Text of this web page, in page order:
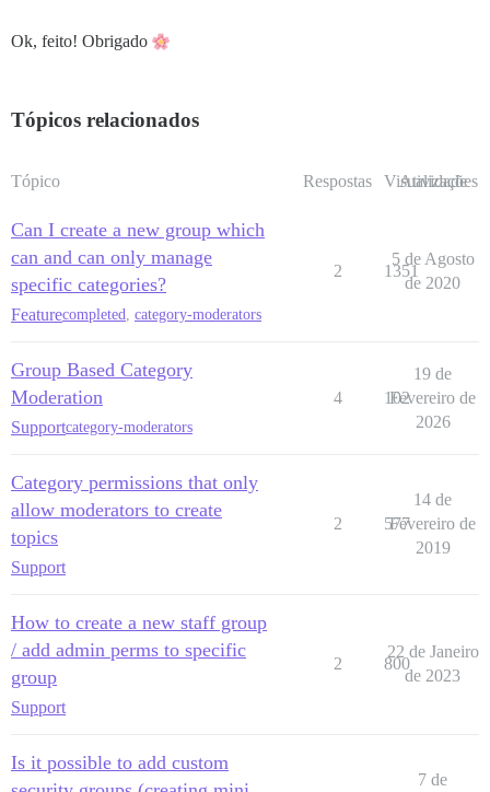
Ok, feito! Obrigado
Tópicos relacionados
Tópico Respostas Visualizações
Atividade
Can I create a new group which
can and can only manage
specific categories?
Featurecompleted, category-moderators
2 1351
5 de Agosto
de 2020
Group Based Category
Moderation
Supportcategory-moderators
4 102
19 de
Fevereiro de
2026
Category permissions that only
allow moderators to create
topics
Support
2 577
14 de
Fevereiro de
2019
How to create a new staff group
/ add admin perms to specific
group
Support
2 800
22 de Janeiro
de 2023
Is it possible to add custom
7 de